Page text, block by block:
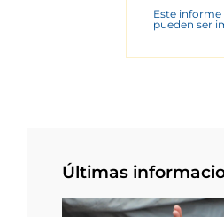
Este informe
pueden ser
Últimas